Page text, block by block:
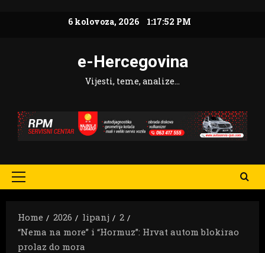
6 kolovoza, 2026 1:17:53 PM
e-Hercegovina
Vijesti, teme, analize…
Primary
Home
2026 lipanj
2
“Nema na more” i “Hormuz”: Hrvat autom blokirao
prolaz do mora